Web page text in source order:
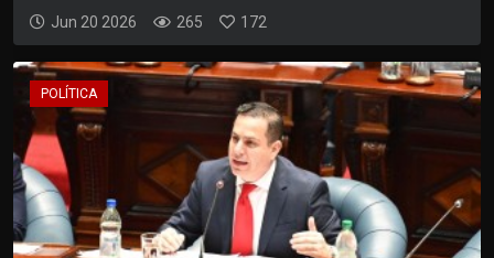
Jun 20 2026 265 172
POLÍTICA